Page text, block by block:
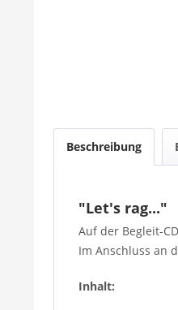
Beschreibung
"Let's rag..."
Auf der Begleit-
Im Anschluss an
Inhalt: